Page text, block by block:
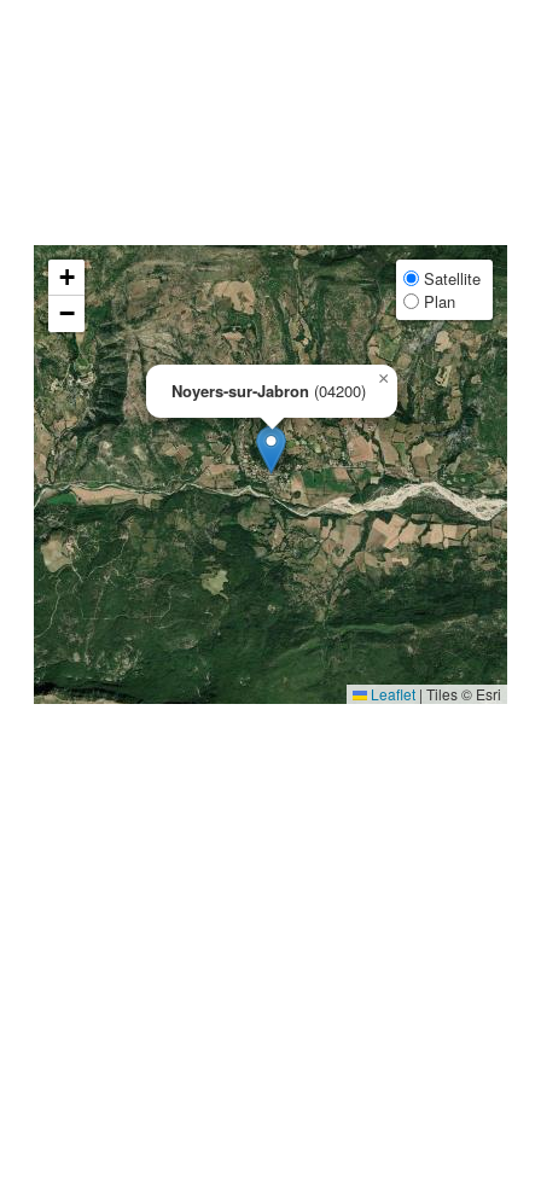
Noyers-sur-Jabron (04200)
×
+
−
Satellite
Plan
Leaflet | Tiles © Esri